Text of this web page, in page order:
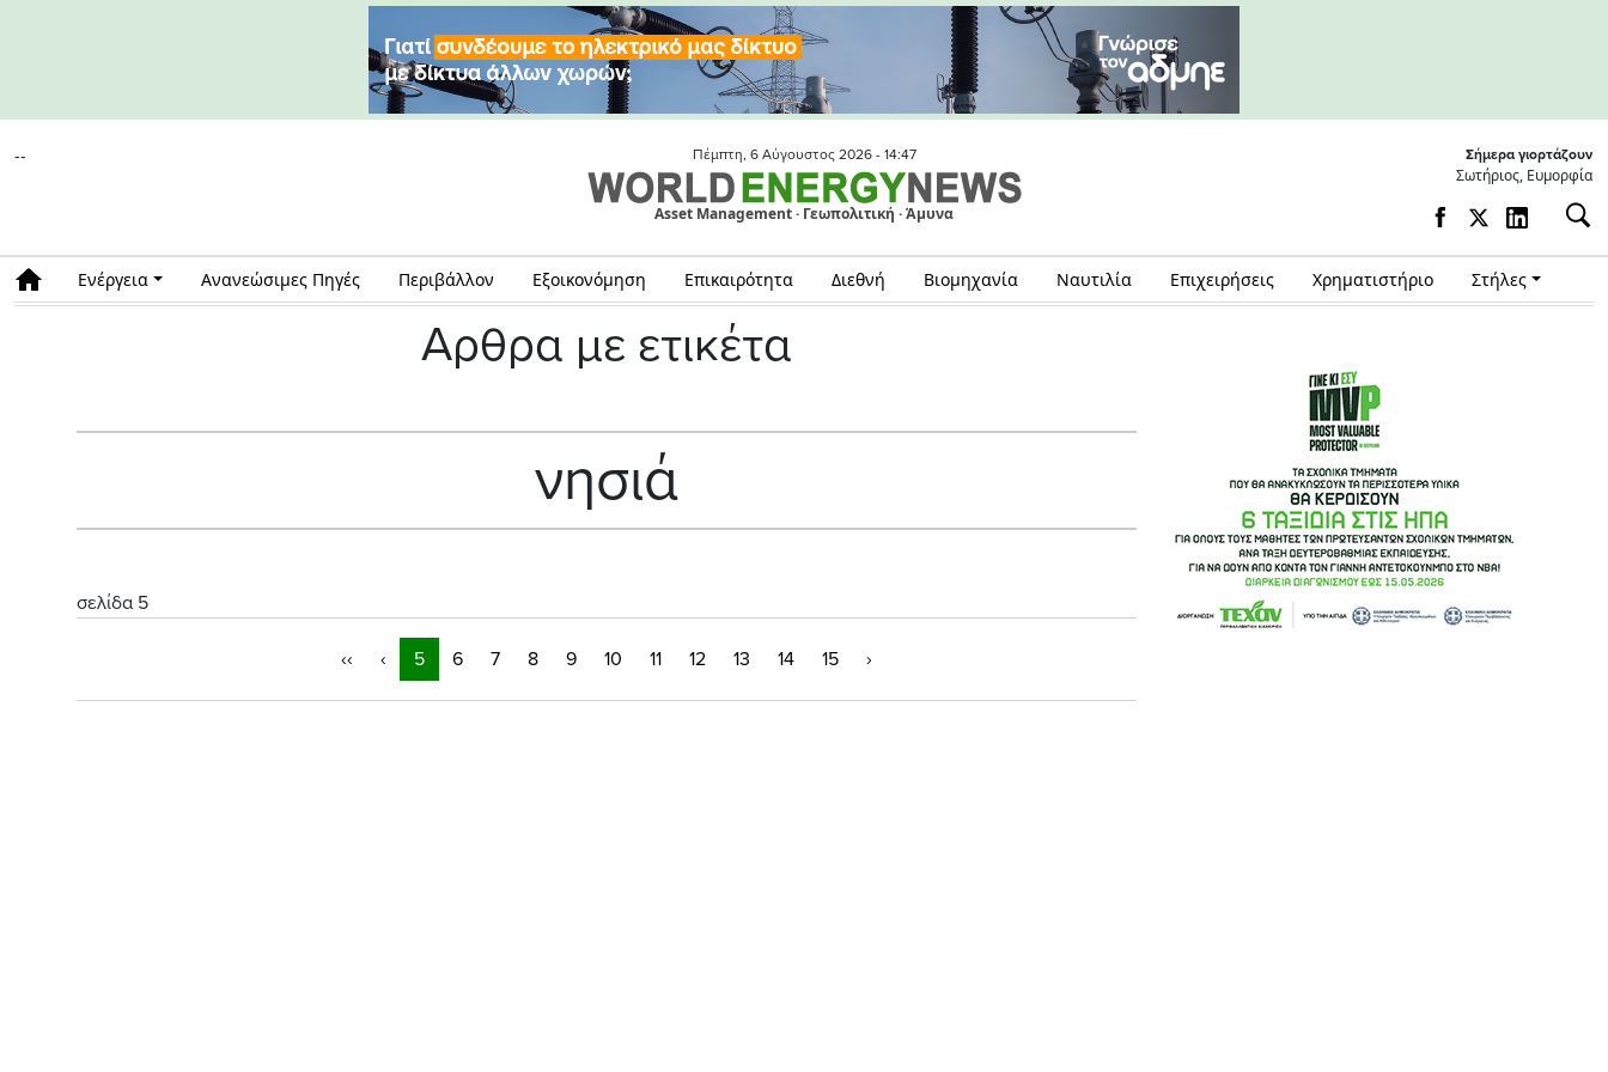
-- Πέμπτη, 6 Αύγουστος 2026 - 14:47
Asset Management · Γεωπολιτική · Άμυνα
Σήμερα γιορτάζουν
Σωτήριος, Ευμορφία
Ενέργεια Ανανεώσιμες Πηγές Περιβάλλον Εξοικονόμηση Επικαιρότητα Διεθνή Βιομηχανία Ναυτιλία Επιχειρήσεις Χρηματιστήριο Στήλες
Αρθρα με ετικέτα
νησιά
σελίδα 5
‹‹ ‹ 5 6 7 8 9 10 11 12 13 14 15 ›